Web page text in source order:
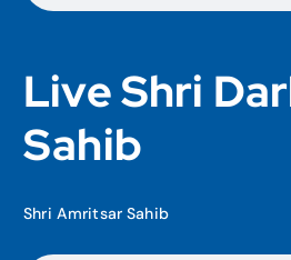
Live Shri
Sahib
Shri Amritsar Sahib